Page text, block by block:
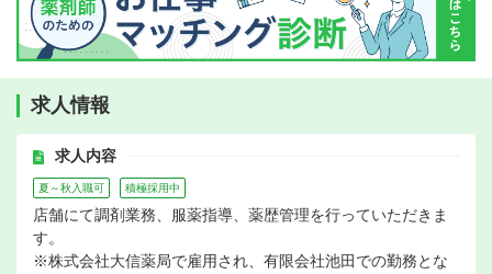
求人情報
求人内容
夏～秋入職可 積極採用中
店舗にて調剤業務、服薬指導、薬歴管理を行っていただきま
す。
※株式会社大信薬局で雇用され、有限会社池田での勤務とな